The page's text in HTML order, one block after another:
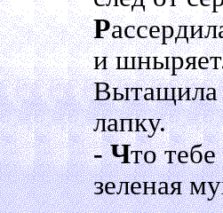
Р
и
Вытащила
лапку.
- Что
зеленая